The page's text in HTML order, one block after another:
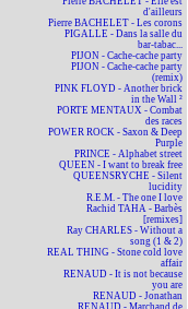
d'ailleurs
Pierre BACHELET - Les corons
PIGALLE - Dans la salle du
bar-tabac...
PIJON - Cache-cache party
PIJON - Cache-cache party
(remix)
PINK FLOYD - Another brick
in the Wall ²
PORTE MENTAUX - Combat
des races
POWER ROCK - Saxon & Deep
Purple
PRINCE - Alphabet street
QUEEN - I want to break free
QUEENSRYCHE - Silent
lucidity
R.E.M. - The one I love
Rachid TAHA - Barbès
[remixes]
Ray CHARLES - Without a
song (1 & 2)
REAL THING - Stone cold love
affair
RENAUD - It is not because
you are
RENAUD - Jonathan
RENAUD - Marchand de